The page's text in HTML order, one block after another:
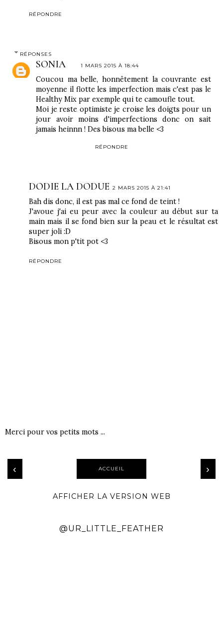
RÉPONDRE
RÉPONSES
SONIA 1 MARS 2015 À 18:44
Coucou ma belle, honnêtement la couvrante est
moyenne il flotte les imperfection mais c'est pas le
Healthy Mix par exemple qui te camoufle tout.
Moi je reste optimiste je croise les doigts pour un
jour avoir moins d'imperfections donc on sait
jamais heinnn ! Des bisous ma belle <3
RÉPONDRE
DODIE LA DODUE 2 MARS 2015 À 21:41
Bah dis donc, il est pas mal ce fond de teint !
J'avoue j'ai eu peur avec la couleur au début sur ta
main mais il se fond bien sur la peau et le résultat est
super joli :D
Bisous mon p'tit pot <3
RÉPONDRE
Merci pour vos petits mots ...
‹ ›
ACCUEIL
AFFICHER LA VERSION WEB
@UR_LITTLE_FEATHER